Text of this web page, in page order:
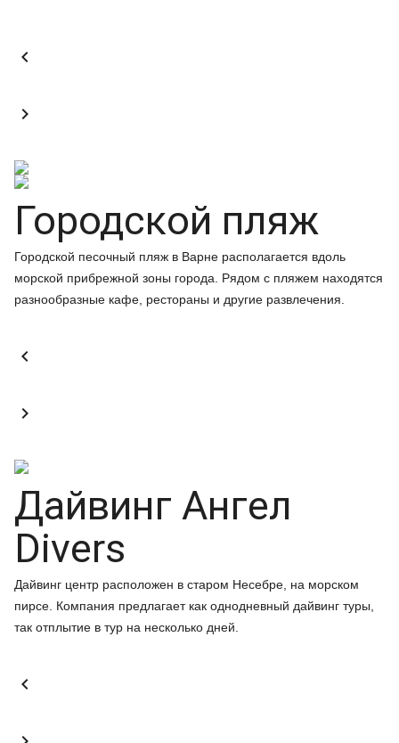


Городской пляж
Городской песочный пляж в Варне располагается вдоль
морской прибрежной зоны города. Рядом с пляжем находятся
разнообразные кафе, рестораны и другие развлечения.


Дайвинг Ангел
Divers
Дайвинг центр расположен в старом Несебре, на морском
пирсе. Компания предлагает как однодневный дайвинг туры,
так отплытие в тур на несколько дней.
